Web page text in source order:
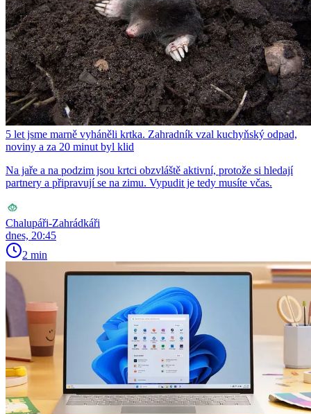
5 let jsme marně vyháněli krtka. Zahradník vzal kuchyňský odpad,
noviny a za 20 minut byl klid
Na jaře a na podzim jsou krtci obzvláště aktivní, protože si hledají
partnery a připravují se na zimu. Vypudit je tedy musíte včas.
Chalupáři-Zahrádkáři
dnes, 20:45
2 min